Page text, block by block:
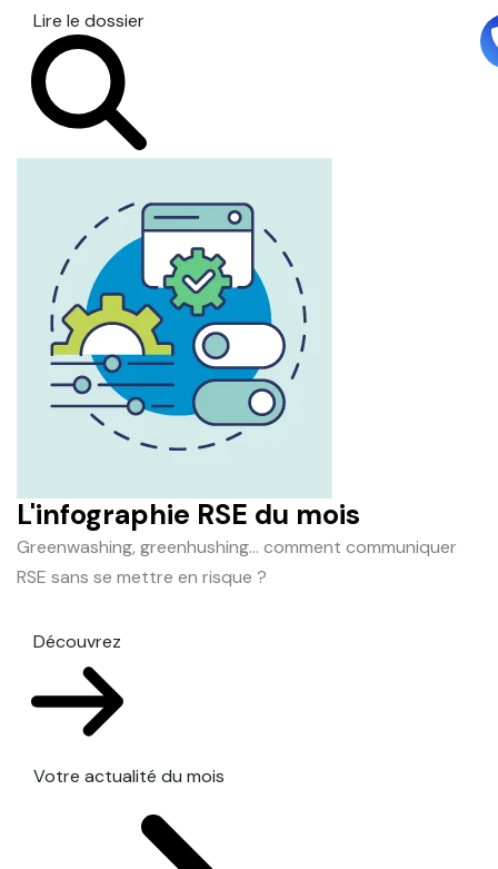
Lire le dossier
L'infographie RSE du mois
Greenwashing, greenhushing… comment communiquer
RSE sans se mettre en risque ?
Découvrez
Votre actualité du mois